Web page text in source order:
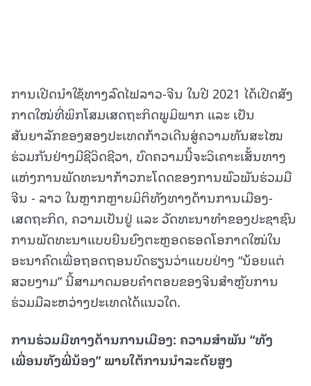
ການເປີດນຳໃຊ້ທາງລົດໄຟລາວ-ຈີນ ໃນປີ 2021 ໄດ້ເປີດສັງ
ກາດໃໝ່ທີ່ພິກໂສມເສດຖະກິດພູມິພາກ ແລະ ເປັນ
ສັນຍາລັກຂອງສອງປະເທດກ້າວເດີນສູ່ຄວາມທັນສະໄໝ
ຮ່ວມກັນຢ່າງມີຊີວິດຊີວາ, ບົດຄວາມນີ້ຈະວິເຄາະເສັ້ນທາງ
ແຫ່ງການພັດທະນາກ້າວກະໂດດຂອງການພົວພັນຮ່ວມມື
ຈີນ - ລາວ ໃນຫຼາກຫຼາຍມິຕິທັງທາງດ້ານການເມືອງ-
ເສດຖະກິດ, ຄວາມເປັນຢູ່ ແລະ ວັດທະນາທຳຂອງປະຊາຊົນ
ການພັດທະນາແບບຍືນຍົງຕະຫຼອດຮອດໂອກາດໃໝ່ໃນ
ອະນາຄົດເພື່ອຖອດຖອນບົດຮຽນວ່າແບບຢ່າງ “ນ້ອຍແຕ່
ສວຍງາມ” ນີ້ສາມາດມອບຄຳຕອບຂອງຈີນສຳຫຼັບການ
ຮ່ວມມືລະຫວ່າງປະເທດໄດ້ແນວໃດ.
ການຮ່ວມມືທາງດ້ານການເມືອງ: ຄວາມສຳພັນ “ທັງ
ເພື່ອນທັງພີ່ນ້ອງ” ພາຍໃຕ້ການນຳລະດັຍສູງ